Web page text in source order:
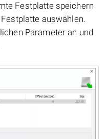
Festplatte speichern
auswählen.
Parameter an und